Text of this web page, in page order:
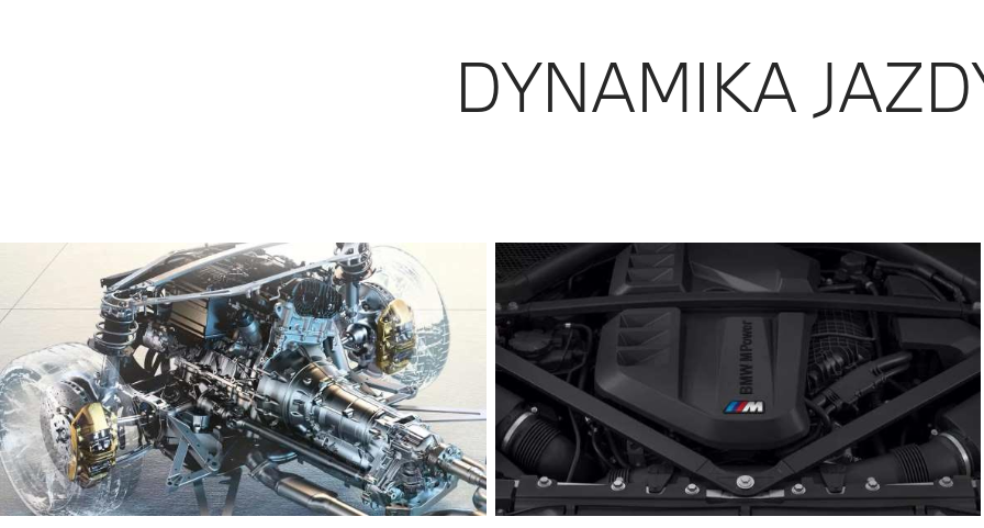
DYNAMIKA